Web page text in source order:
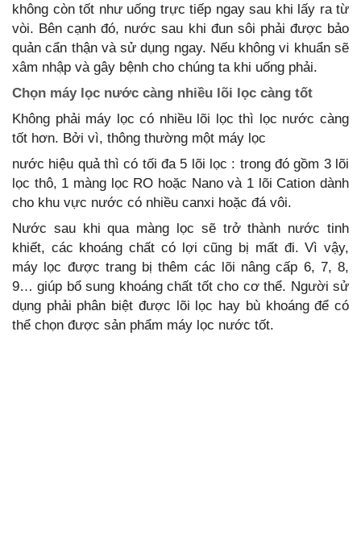
không còn tốt như uống trực tiếp ngay sau khi lấy ra từ
vòi. Bên cạnh đó, nước sau khi đun sôi phải được bảo
quản cẩn thận và sử dụng ngay. Nếu không vi khuẩn sẽ
xâm nhập và gây bệnh cho chúng ta khi uống phải.
Chọn máy lọc nước càng nhiều lõi lọc càng tốt
Không phải máy lọc có nhiều lõi lọc thì lọc nước càng
tốt hơn. Bởi vì, thông thường một máy lọc
nước hiệu quả thì có tối đa 5 lõi lọc : trong đó gồm 3 lõi
lọc thô, 1 màng lọc RO hoặc Nano và 1 lõi Cation dành
cho khu vực nước có nhiều canxi hoặc đá vôi.
Nước sau khi qua màng lọc sẽ trở thành nước tinh
khiết, các khoáng chất có lợi cũng bị mất đi. Vì vậy,
máy lọc được trang bị thêm các lõi nâng cấp 6, 7, 8,
9… giúp bổ sung khoáng chất tốt cho cơ thể. Người sử
dụng phải phân biệt được lõi lọc hay bù khoáng để có
thể chọn được sản phẩm máy lọc nước tốt.